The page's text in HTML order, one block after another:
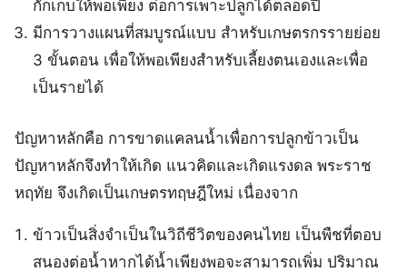
กักเก็บให้พอเพียง ต่อการเพาะปลูกได้ตลอดปี
มีการวางแผนที่สมบูรณ์แบบ สำหรับเกษตรกรรายย่อย
3 ขั้นตอน เพื่อให้พอเพียงสำหรับเลี้ยงตนเองและเพื่อ
เป็นรายได้
ปัญหาหลักคือ การขาดแคลนน้ำเพื่อการปลูกข้าวเป็น
ปัญหาหลักจึงทำให้เกิด แนวคิดและเกิดแรงดล พระราช
หฤทัย จึงเกิดเป็นเกษตรทฤษฎีใหม่ เนื่องจาก
ข้าวเป็นสิ่งจำเป็นในวิถีชีวิตของคนไทย เป็นพืชที่ตอบ
สนองต่อน้ำหากได้น้ำเพียงพอจะสามารถเพิ่ม ปริมาณ